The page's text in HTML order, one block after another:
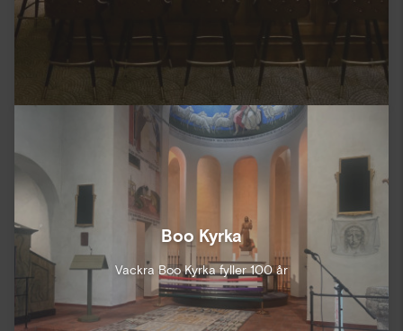
Boo Kyrka
Vackra Boo Kyrka fyller 100 år